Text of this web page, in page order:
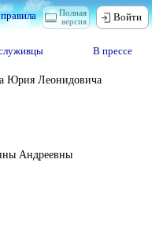
Полная
версия
правила Войти
В прессе
Юрия Леонидовича
Андреевны